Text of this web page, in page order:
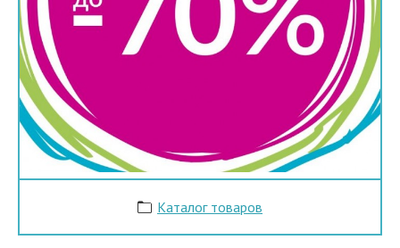
Каталог товаров